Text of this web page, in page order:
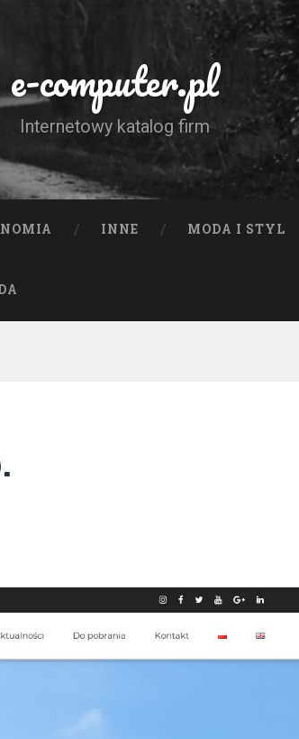
e-computer.pl
Internetowy katalog firm
INNE MODA I STYL